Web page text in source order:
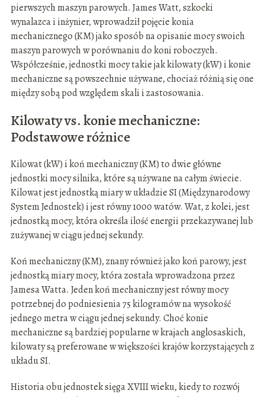
pierwszych maszyn parowych. James Watt, szkocki
wynalazca i inżynier, wprowadził pojęcie konia
mechanicznego (KM) jako sposób na opisanie mocy swoich
maszyn parowych w porównaniu do koni roboczych.
Współcześnie, jednostki mocy takie jak kilowaty (kW) i konie
mechaniczne są powszechnie używane, chociaż różnią się one
między sobą pod względem skali i zastosowania.
Kilowaty vs. konie mechaniczne:
Podstawowe różnice
Kilowat (kW) i koń mechaniczny (KM) to dwie główne
jednostki mocy silnika, które są używane na całym świecie.
Kilowat jest jednostką miary w układzie SI (Międzynarodowy
System Jednostek) i jest równy 1000 watów. Wat, z kolei, jest
jednostką mocy, która określa ilość energii przekazywanej lub
zużywanej w ciągu jednej sekundy.
Koń mechaniczny (KM), znany również jako koń parowy, jest
jednostką miary mocy, która została wprowadzona przez
Jamesa Watta. Jeden koń mechaniczny jest równy mocy
potrzebnej do podniesienia 75 kilogramów na wysokość
jednego metra w ciągu jednej sekundy. Choć konie
mechaniczne są bardziej popularne w krajach anglosaskich,
kilowaty są preferowane w większości krajów korzystających z
układu SI.
Historia obu jednostek sięga XVIII wieku, kiedy to rozwój